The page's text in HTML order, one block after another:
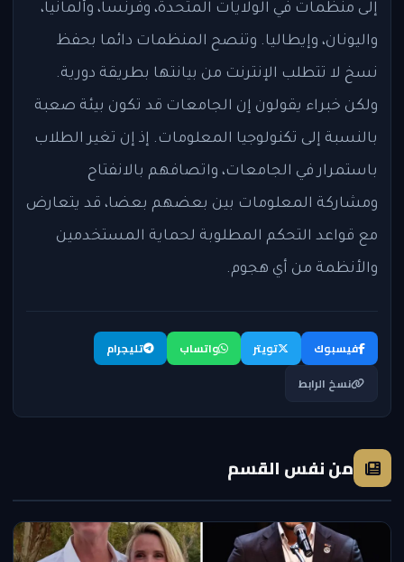
إلى منظمات في الولايات المتحدة، وفرنسا، وألمانيا،
واليونان، وإيطاليا. وتنصح المنظمات دائما بحفظ
نسخ لا تتطلب الإنترنت من بيانتها بطريقة دورية.
ولكن خبراء يقولون إن الجامعات قد تكون بيئة صعبة
بالنسبة إلى تكنولوجيا المعلومات. إذ إن تغير الطلاب
باستمرار في الجامعات، واتصافهم بالانفتاح
ومشاركة المعلومات بين بعضهم بعضا، قد يتعارض
مع قواعد التحكم المطلوبة لحماية المستخدمين
والأنظمة من أي هجوم.
فيسبوك تويتر واتساب
تليجرام
نسخ الرابط
من نفس القسم